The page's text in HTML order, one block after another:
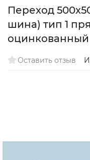
Переход
шина) тип 1
оцинкованный
Оставить отзыв